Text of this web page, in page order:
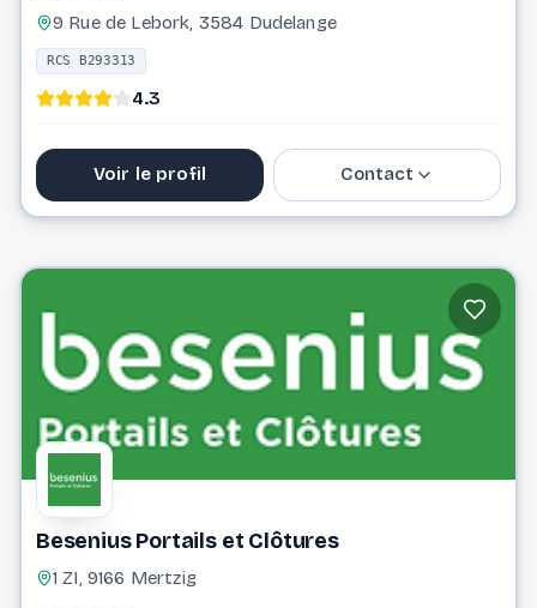
9 Rue de Lebork, 3584 Dudelange
RCS B293313
4.3
Voir le profil Contact
Website
Besenius Portails et Clôtures
1 ZI, 9166 Mertzig